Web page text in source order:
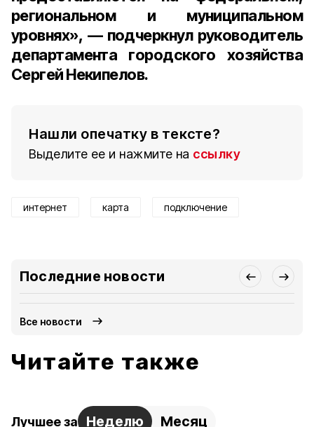
региональном и муниципальном
уровнях», — подчеркнул руководитель
департамента городского хозяйства
Сергей Некипелов.
Нашли опечатку в тексте?
Выделите ее и нажмите на ссылку
интернет карта подключение
Последние новости
Все новости
Читайте также
Лучшее за Неделю Месяц